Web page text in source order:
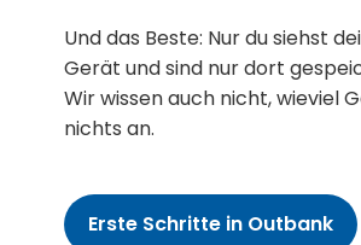
Und das Beste: Nur du siehst
Gerät und sind nur dort
Wir wissen auch nicht, wieviel
nichts an.
Erste Schritte in Outbank